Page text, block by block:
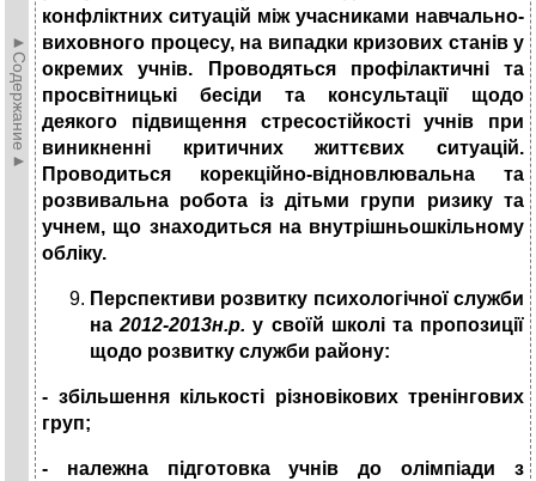
►Содержание►
конфліктних ситуацій між учасниками навчально-
виховного процесу, на випадки кризових станів у
окремих учнів. Проводяться профілактичні та
просвітницькі бесіди та консультації щодо
деякого підвищення стресостійкості учнів при
виникненні критичних життєвих ситуацій.
Проводиться корекційно-відновлювальна та
розвивальна робота із дітьми групи ризику та
учнем, що знаходиться на внутрішньошкільному
обліку.
Перспективи розвитку психологічної служби
на2012-2013н.р. у своїй школі та пропозиції
щодо розвитку служби району:
- збільшення кількості різновікових тренінгових
груп;
- належна підготовка учнів до олімпіади з